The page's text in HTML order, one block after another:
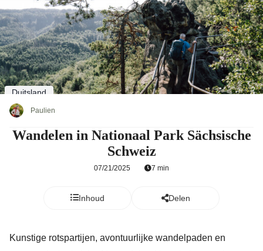
Duitsland
Paulien
Wandelen in Nationaal Park Sächsische
Schweiz
07/21/2025 7 min
Inhoud Delen
Kunstige rotspartijen, avontuurlijke wandelpaden en